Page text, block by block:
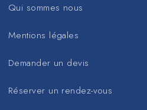
Qui sommes nous
Mentions légales
Demander un devis
Réserver un rendez-vous